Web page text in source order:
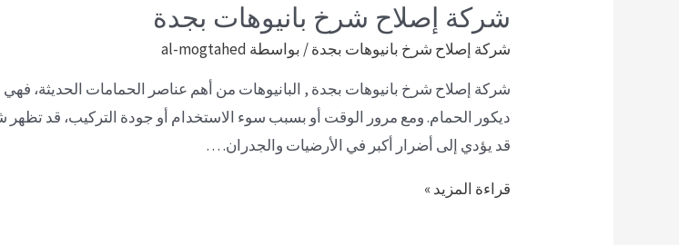
شركة إصلاح شرخ بانيوهات بجدة
شركة إصلاح شرخ بانيوهات بجدة/ بواسطة al-mogtahed
شركة إصلاح شرخ بانيوهات بجدة , البانيوهات من أهم عناصر الحمامات الحديثة،
ديكور الحمام. ومع مرور الوقت أو بسبب سوء الاستخدام أو جودة التركيب، قد تظهر
قد يؤدي إلى أضرار أكبر في الأرضيات والجدران. …
قراءة المزيد »